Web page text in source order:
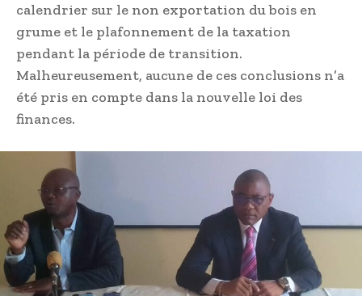
calendrier sur le non exportation du bois en
grume et le plafonnement de la taxation
pendant la période de transition.
Malheureusement, aucune de ces conclusions n’a
été pris en compte dans la nouvelle loi des
finances.